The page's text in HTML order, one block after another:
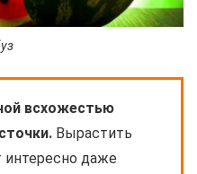
всхожестью
Вырастить
интересно даже